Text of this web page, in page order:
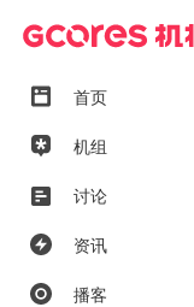
首页
机组
讨论
资讯
播客